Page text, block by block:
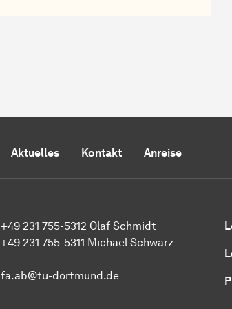
Aktuelles Kontakt Anreise
+49 231 755-5312 Olaf Schmidt
+49 231 755-5311 Michael Schwarz
fa.ab@tu-dortmund.de